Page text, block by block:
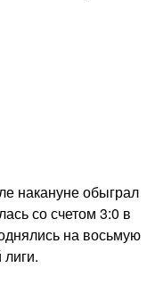
накануне обыграл
со счетом 3:0 в
на восьмую